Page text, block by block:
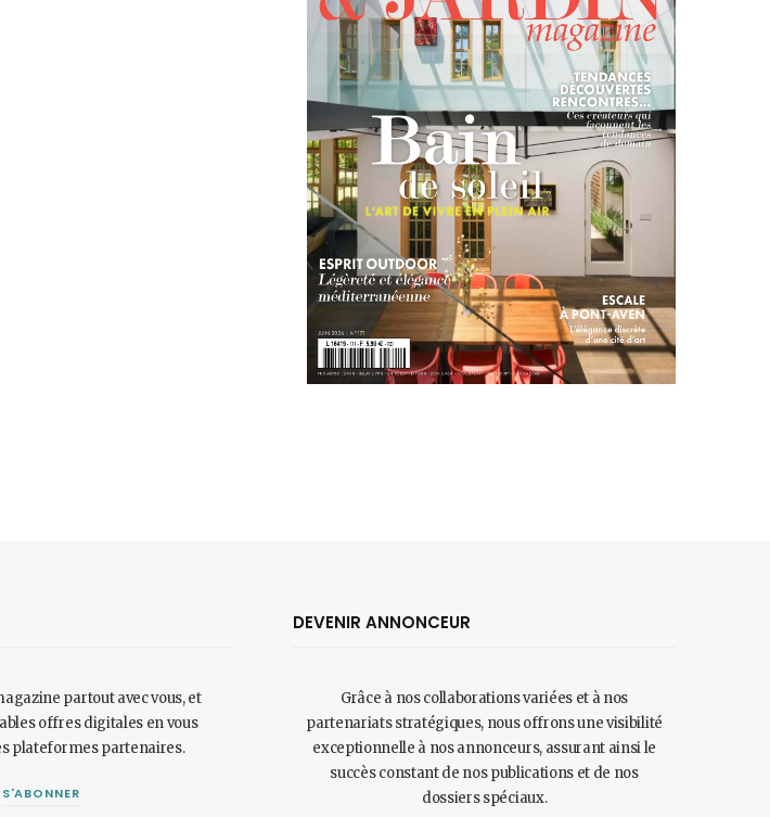
partout avec vous, et
offres digitales en vous
plateformes partenaires.
S'ABONNER
DEVENIR ANNONCEUR
Grâce à nos collaborations variées et à nos
partenariats stratégiques, nous offrons une visibilité
exceptionnelle à nos annonceurs, assurant ainsi le
succès constant de nos publications et de nos
dossiers spéciaux.